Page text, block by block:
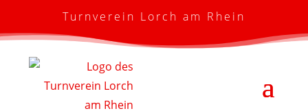
Turnverein Lorch am Rhein